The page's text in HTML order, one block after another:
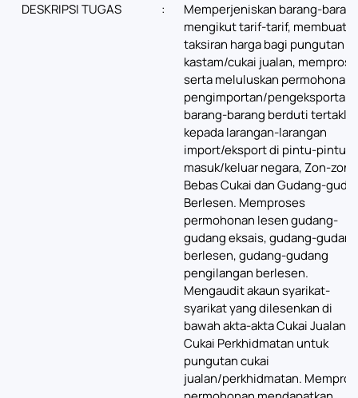
DESKRIPSI TUGAS :
Memperjeniskan barang-
mengikut tarif-tarif, membuat
taksiran harga bagi pungutan
kastam/cukai jualan,
serta meluluskan permohonan
pengimportan/pengeksportan
barang-barang berduti
kepada larangan-larangan
import/eksport di pintu-pintu
masuk/keluar negara, Zon-zon
Bebas Cukai dan Gudang-
Berlesen. Memproses
permohonan lesen gudang-
gudang eksais, gudang-gudang
berlesen, gudang-gudang
pengilangan berlesen.
Mengaudit akaun syarikat-
syarikat yang dilesenkan di
bawah akta-akta Cukai Jualan
Cukai Perkhidmatan untuk
pungutan cukai
jualan/perkhidmatan.